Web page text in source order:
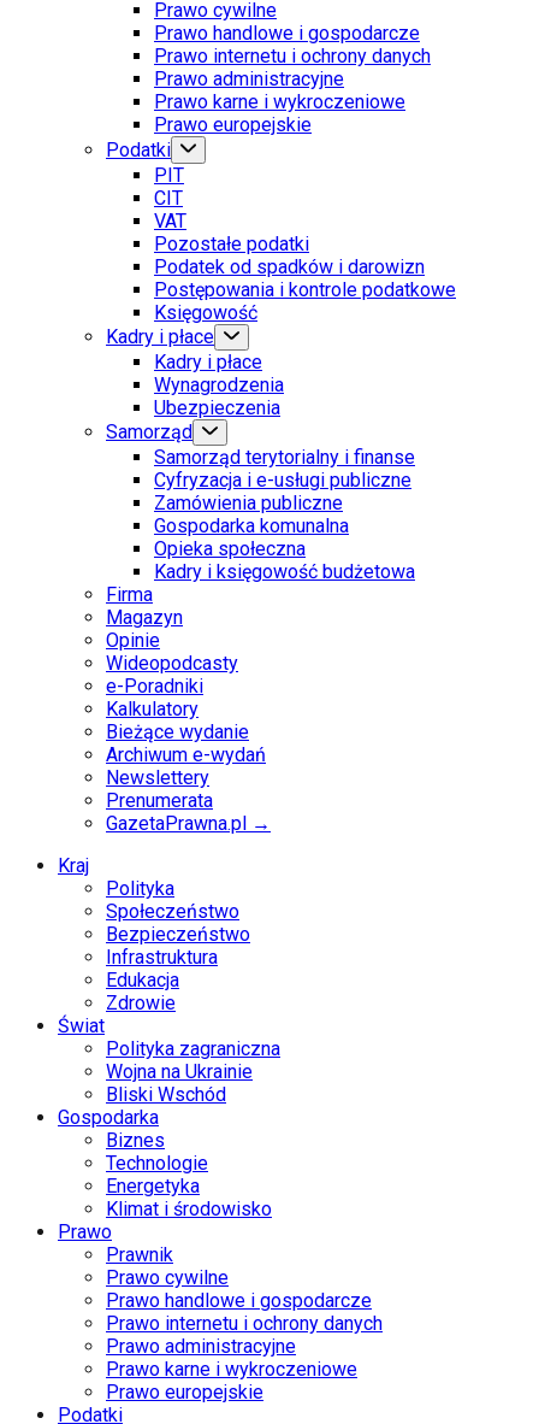
Prawo cywilne
Prawo handlowe i gospodarcze
Prawo internetu i ochrony danych
Prawo administracyjne
Prawo karne i wykroczeniowe
Prawo europejskie
Podatki
PIT
CIT
VAT
Pozostałe podatki
Podatek od spadków i darowizn
Postępowania i kontrole podatkowe
Księgowość
Kadry i płace
Kadry i płace
Wynagrodzenia
Ubezpieczenia
Samorząd
Samorząd terytorialny i finanse
Cyfryzacja i e-usługi publiczne
Zamówienia publiczne
Gospodarka komunalna
Opieka społeczna
Kadry i księgowość budżetowa
Firma
Magazyn
Opinie
Wideopodcasty
e-Poradniki
Kalkulatory
Bieżące wydanie
Archiwum e-wydań
Newslettery
Prenumerata
GazetaPrawna.pl →
Kraj
Polityka
Społeczeństwo
Bezpieczeństwo
Infrastruktura
Edukacja
Zdrowie
Świat
Polityka zagraniczna
Wojna na Ukrainie
Bliski Wschód
Gospodarka
Biznes
Technologie
Energetyka
Klimat i środowisko
Prawo
Prawnik
Prawo cywilne
Prawo handlowe i gospodarcze
Prawo internetu i ochrony danych
Prawo administracyjne
Prawo karne i wykroczeniowe
Prawo europejskie
Podatki